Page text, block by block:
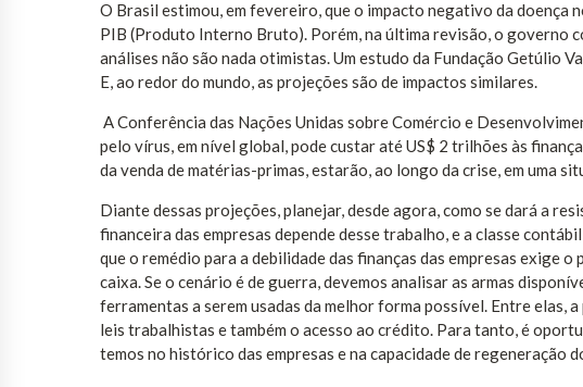
O Brasil estimou, em fevereiro, que o impacto negativo da
PIB (Produto Interno Bruto). Porém, na última revisão, o governo
análises não são nada otimistas. Um estudo da Fundação Getúlio
E, ao redor do mundo, as projeções são de impactos similares.
A Conferência das Nações Unidas sobre Comércio e
pelo vírus, em nível global, pode custar até US$ 2 trilhões às
da venda de matérias-primas, estarão, ao longo da crise, em uma
Diante dessas projeções, planejar, desde agora, como se dará a
financeira das empresas depende desse trabalho, e a classe
que o remédio para a debilidade das finanças das empresas exige
caixa. Se o cenário é de guerra, devemos analisar as armas
ferramentas a serem usadas da melhor forma possível. Entre
leis trabalhistas e também o acesso ao crédito. Para tanto, é
temos no histórico das empresas e na capacidade de regeneração